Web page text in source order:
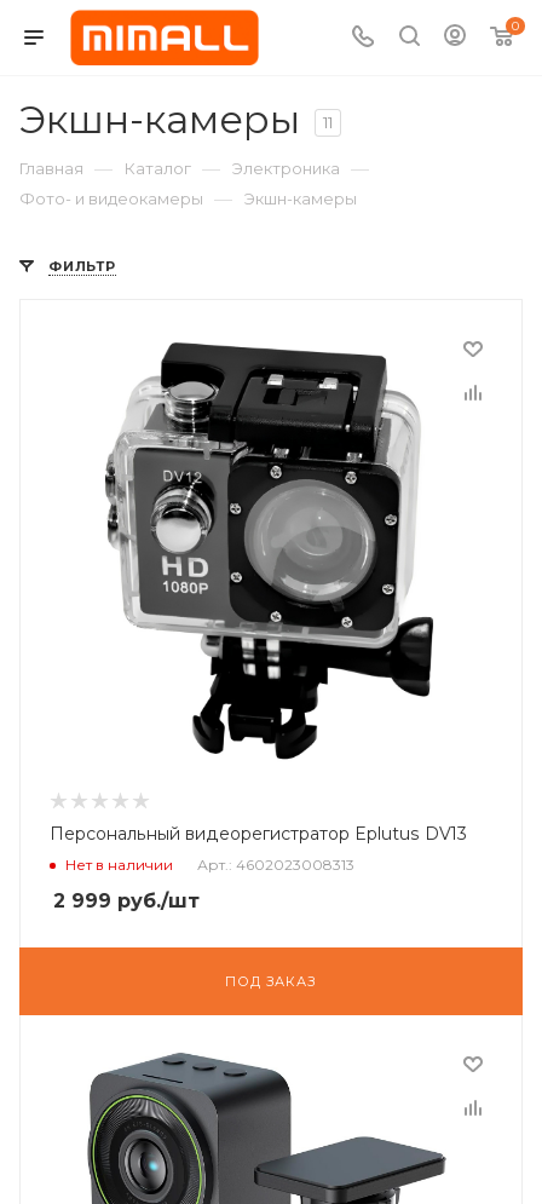
0
Экшн-камеры 11
Главная — Каталог — Электроника —
Фото- и видеокамеры — Экшн-камеры
ФИЛЬТР
Персональный видеорегистратор Eplutus DV13
Нет в наличии Арт.: 4602023008313
2 999 руб./шт
ПОД ЗАКАЗ